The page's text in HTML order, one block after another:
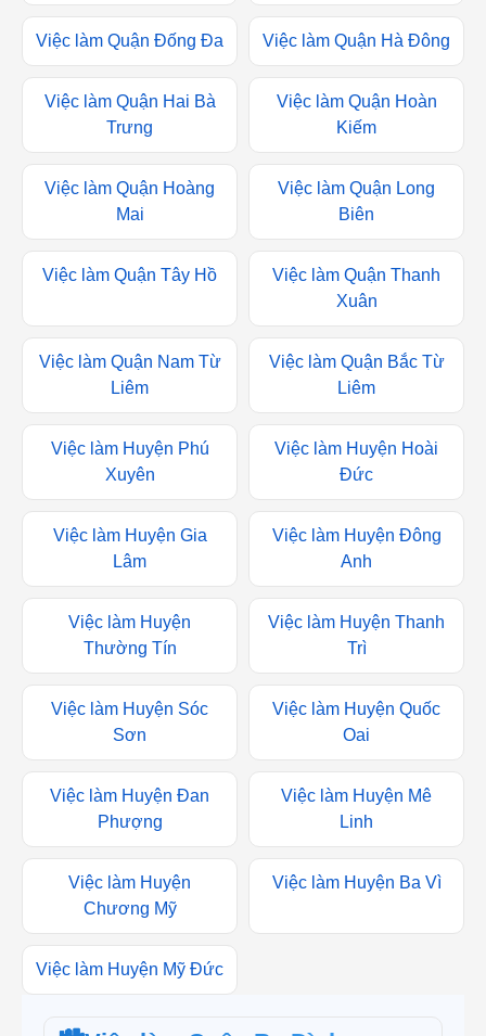
Giấy
Việc làm Quận Đống Đa Việc làm Quận Hà Đông
Việc làm Quận Hai Bà
Trưng
Việc làm Quận Hoàn
Kiếm
Việc làm Quận Hoàng
Mai
Việc làm Quận Long
Biên
Việc làm Quận Thanh
Xuân
Việc làm Quận Nam Từ
Liêm
Việc làm Quận Bắc Từ
Liêm
Việc làm Huyện Phú
Xuyên
Việc làm Huyện Hoài
Đức
Việc làm Huyện Gia
Lâm
Việc làm Huyện Đông
Anh
Việc làm Huyện
Thường Tín
Việc làm Huyện Thanh
Trì
Việc làm Huyện Sóc
Sơn
Việc làm Huyện Quốc
Oai
Việc làm Huyện Đan
Phượng
Việc làm Huyện Mê
Linh
Việc làm Huyện
Chương Mỹ
Việc làm Huyện Mỹ Đức